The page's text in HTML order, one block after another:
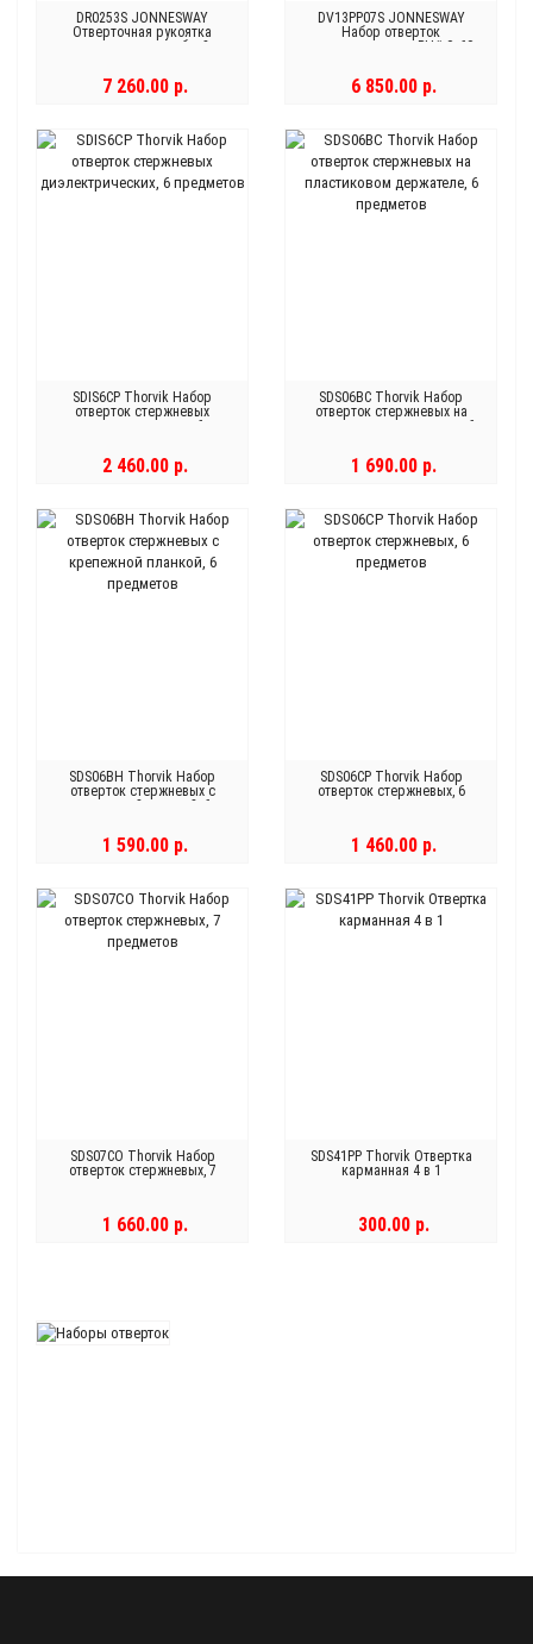
DR0253S JONNESWAY
Отверточная рукоятка
трещоточная c гибкой
53 предмета
7 260.00 р.
DV13PP07S JONNESWAY
Набор отверток
диэлектрических PH# 0х60,
6,5х150, индикаторная
отвертка 220-250V, 7
6 850.00 р.
SDIS6CP Thorvik Набор
отверток стержневых
диэлектрических, 6
2 460.00 р.
SDS06BC Thorvik Набор
отверток стержневых на
пластиковом держателе, 6
1 690.00 р.
SDS06BH Thorvik Набор
отверток стержневых с
крепежной планкой, 6
1 590.00 р.
SDS06CP Thorvik Набор
отверток стержневых, 6
1 460.00 р.
SDS07CO Thorvik Набор
отверток стержневых, 7
1 660.00 р.
SDS41PP Thorvik Отвертка
карманная 4 в 1
300.00 р.